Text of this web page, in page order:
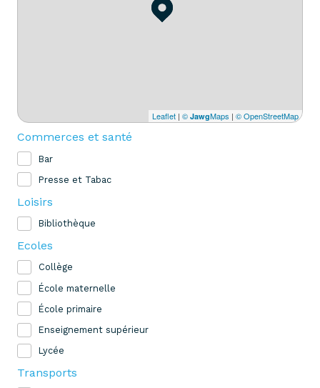
Leaflet | © JawgMaps | © OpenStreetMap
Commerces et santé
Bar
Presse et Tabac
Loisirs
Bibliothèque
Ecoles
Collège
École maternelle
École primaire
Enseignement supérieur
Lycée
Transports